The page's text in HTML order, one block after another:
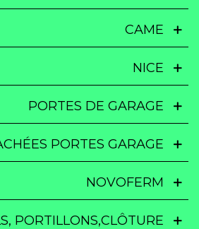
CAME
NICE
PORTES DE GARAGE
PORTES GARAGE
NOVOFERM
PORTILLONS,CLÔTURE